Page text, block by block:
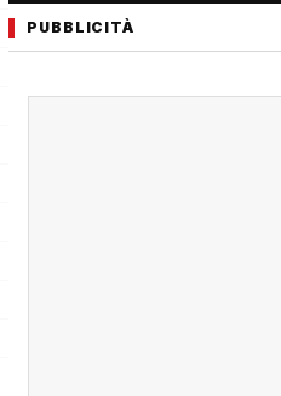
PUBBLICITÀ